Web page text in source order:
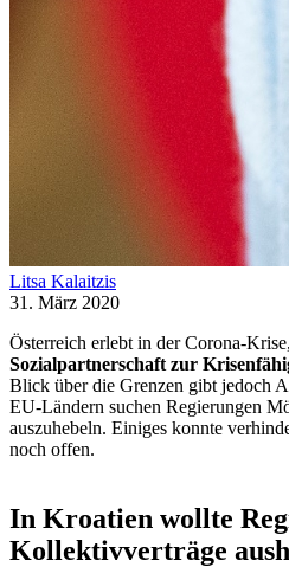
Litsa Kalaitzis
31. März 2020
Österreich erlebt in der Corona-
Sozialpartnerschaft zur
Blick über die Grenzen gibt jedoch
EU-Ländern suchen Regierungen
auszuhebeln. Einiges konnte
noch offen.
In Kroatien wollte
Kollektivverträge